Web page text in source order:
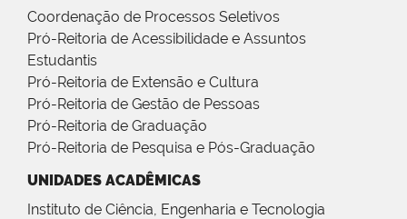
Coordenação de Processos Seletivos
Pró-Reitoria de Acessibilidade e Assuntos
Estudantis
Pró-Reitoria de Extensão e Cultura
Pró-Reitoria de Gestão de Pessoas
Pró-Reitoria de Graduação
Pró-Reitoria de Pesquisa e Pós-Graduação
UNIDADES ACADÊMICAS
Instituto de Ciência, Engenharia e Tecnologia